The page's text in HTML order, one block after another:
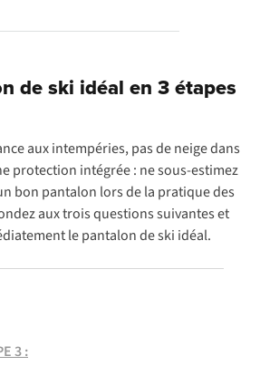
de ski idéal en 3 étapes
aux intempéries, pas de neige dans
protection intégrée : ne sous-estimez
bon pantalon lors de la pratique des
aux trois questions suivantes et
le pantalon de ski idéal.
3 :